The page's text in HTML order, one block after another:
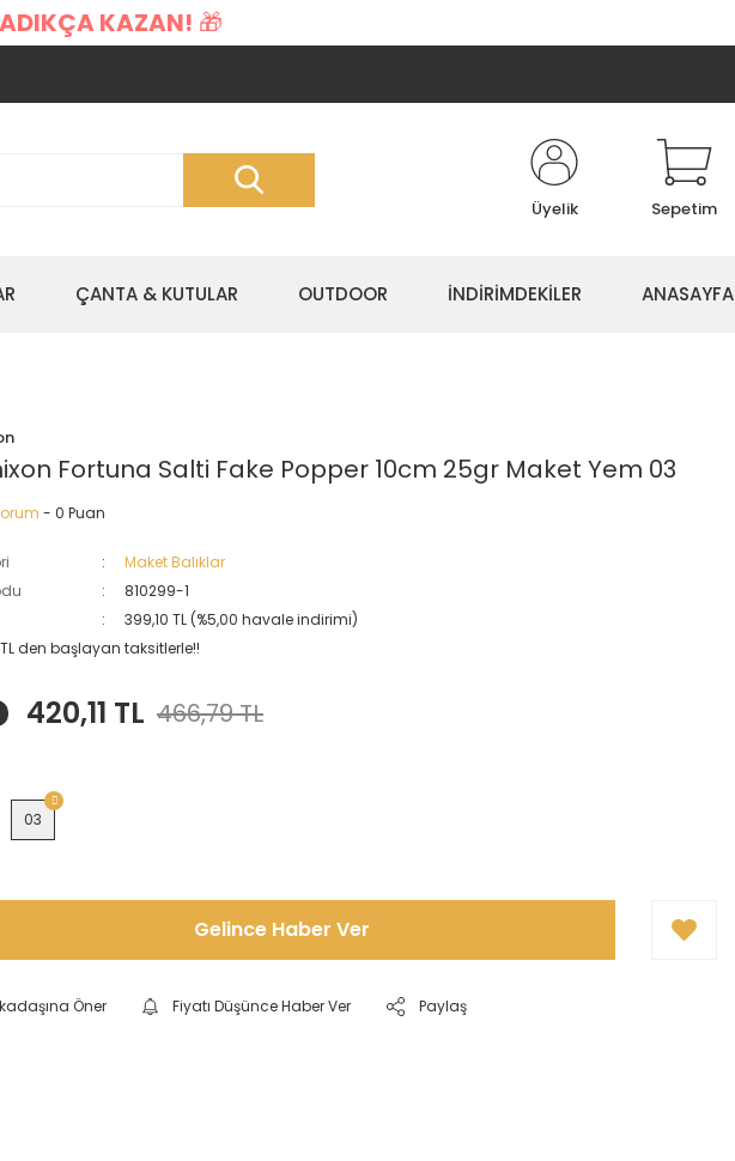
KAZAN! 🎁
Üyelik Sepetim
ÇANTA & KUTULAR OUTDOOR İNDİRİMDEKİLER ANASAYFA
Fortuna Salti Fake Popper 10cm 25gr Maket Yem 03
- 0 Puan
Maket Balıklar
810299-1
399,10 TL (%5,00 havale indirimi)
den başlayan taksitlerle!!
420,11 TL 466,79 TL
03
Gelince Haber Ver
Öner Fiyatı Düşünce Haber Ver Paylaş